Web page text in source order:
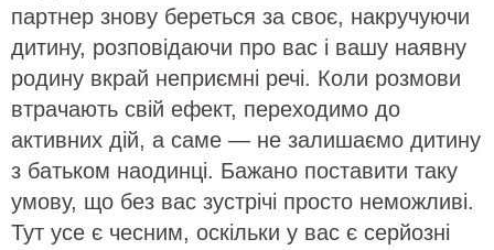
партнер знову береться за своє, накручуючи
дитину, розповідаючи про вас і вашу наявну
родину вкрай неприємні речі. Коли розмови
втрачають свій ефект, переходимо до
активних дій, а саме — не залишаємо дитину
з батьком наодинці. Бажано поставити таку
умову, що без вас зустрічі просто неможливі.
Тут усе є чесним, оскільки у вас є серйозні